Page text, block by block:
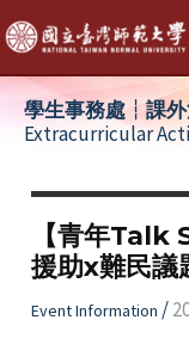
Skip
to
content
學生事務處┆課
Extracurricular
【青年Talk
援助x難民議
Event Information /